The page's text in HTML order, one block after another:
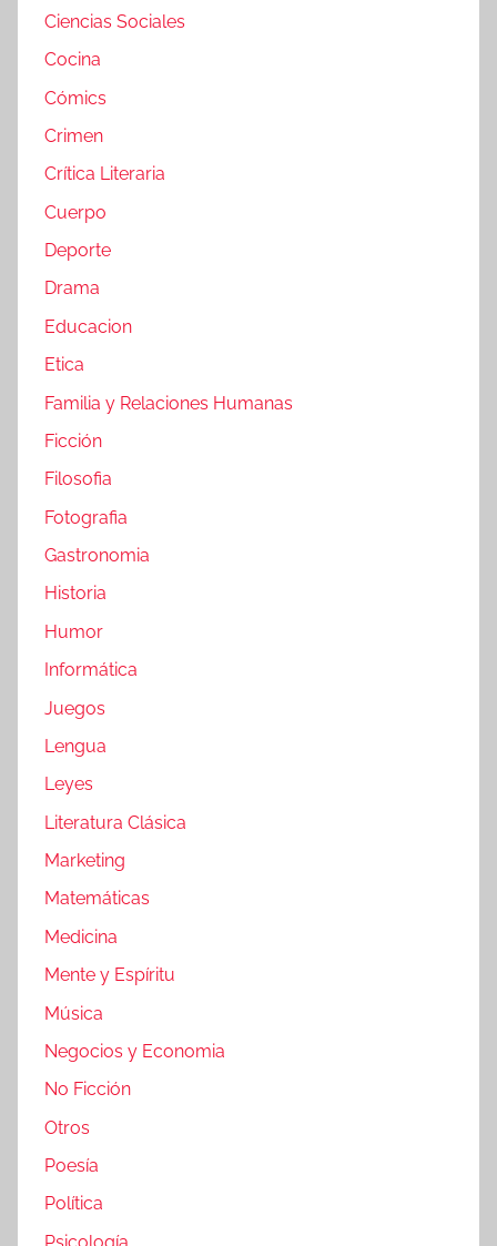
Ciencias Sociales
Cocina
Cómics
Crimen
Crítica Literaria
Cuerpo
Deporte
Drama
Educacion
Etica
Familia y Relaciones Humanas
Ficción
Filosofia
Fotografia
Gastronomia
Historia
Humor
Informática
Juegos
Lengua
Leyes
Literatura Clásica
Marketing
Matemáticas
Medicina
Mente y Espíritu
Música
Negocios y Economia
No Ficción
Otros
Poesía
Política